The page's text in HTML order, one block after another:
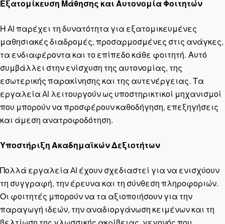
Εξατομίκευση Μάθησης και Αυτονομία Φοιτητών
Η AI παρέχει τη δυνατότητα για εξατομικευμένες
μαθησιακές διαδρομές, προσαρμοσμένες στις ανάγκες,
τα ενδιαφέροντα και το επίπεδο κάθε φοιτητή. Αυτό
συμβάλλει στην ενίσχυση της αυτονομίας, της
εσωτερικής παρακίνησης και της αυτενέργειας. Τα
εργαλεία AI λειτουργούν ως υποστηρικτικοί μηχανισμοί
που μπορούν να προσφέρουν καθοδήγηση, επεξηγήσεις
και άμεση ανατροφοδότηση.
Υποστήριξη Ακαδημαϊκών Δεξιοτήτων
Πολλά εργαλεία AI έχουν σχεδιαστεί για να ενισχύουν
τη συγγραφή, την έρευνα και τη σύνθεση πληροφοριών.
Οι φοιτητές μπορούν να τα αξιοποιήσουν για την
παραγωγή ιδεών, την αναδιοργάνωση κειμένων και τη